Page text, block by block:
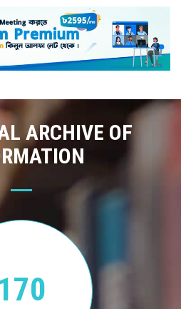
ARCHIVE OF
170